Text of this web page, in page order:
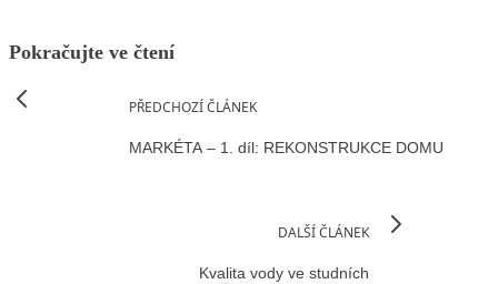
Pokračujte ve čtení
PŘEDCHOZÍ ČLÁNEK
MARKÉTA – 1. díl: REKONSTRUKCE DOMU
DALŠÍ ČLÁNEK
Kvalita vody ve studních